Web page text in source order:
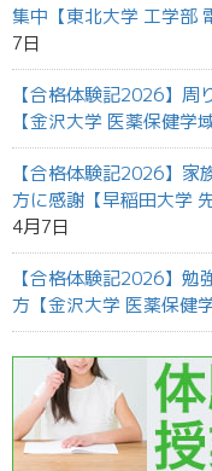
集中【東北大学 工学部
7日
【合格体験記2026】
【金沢大学 医薬保健学
【合格体験記2026】
方に感謝【早稲田大学
4月7日
【合格体験記2026】
方【金沢大学 医薬保健